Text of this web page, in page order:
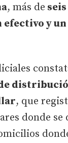
, más de
efectivo y
, que
donde